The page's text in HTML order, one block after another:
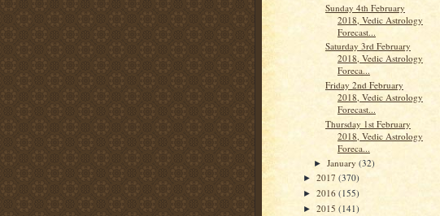
Sunday 4th February
2018, Vedic Astrology
Forecast...
Saturday 3rd February
2018, Vedic Astrology
Foreca...
Friday 2nd February
2018, Vedic Astrology
Forecast...
Thursday 1st February
2018, Vedic Astrology
Foreca...
►January(32)
► 2017 (370)
► 2016 (155)
► 2015 (141)